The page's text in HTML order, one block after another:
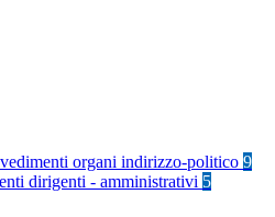
organi indirizzo-politico 9
dirigenti - amministrativi 5